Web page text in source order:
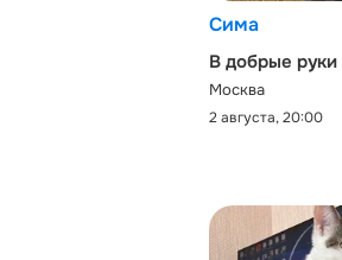
Сима
В добрые руки
Москва
2 августа, 20:00